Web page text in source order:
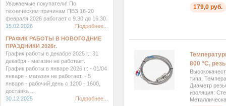
179,0 руб.
800 °C,
типа.
Диаметр
изоляция:
Уважаемые покупатели! По
техническим причинам ПВЗ 16-20
февраля 2026 работает с 9.30 до 16.30.
15.02.2026
Подробнее...
ГРАФИК РАБОТЫ В НОВОГОДНИЕ
ПРАЗДНИКИ 2026г.
График работы в декабре 2025 г.: 31
декабря - магазин не работает.
График работы в январе 2026 г.: - 01/04
января - магазин не работает. - 5
января - рабочий день с 1200 - 1600,
доставка ...
30.12.2025
Подробнее...